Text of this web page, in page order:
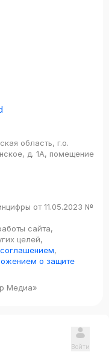
область, г.о.
д. 1А, помещение
от 11.05.2023 №
сайта,
целей,
,
о защите
Медиа»
Войти